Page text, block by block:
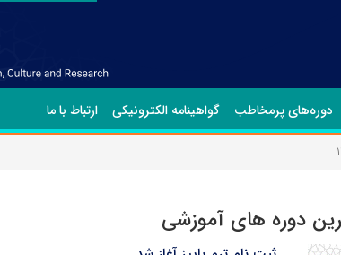
دوره‌های پرمخاطب گواهینامه الکترونیکی ارتباط با ما
دوره های آموزشی